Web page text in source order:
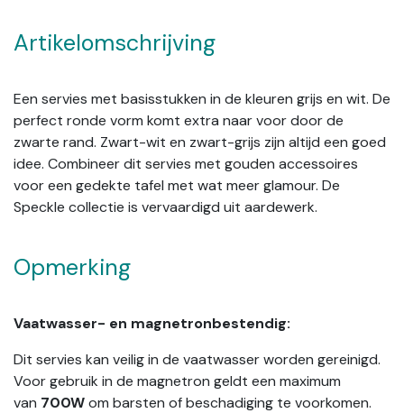
Artikelomschrijving
Een servies met basisstukken in de kleuren grijs en wit. De
perfect ronde vorm komt extra naar voor door de
zwarte rand. Zwart-wit en zwart-grijs zijn altijd een goed
idee. Combineer dit servies met gouden accessoires
voor een gedekte tafel met wat meer glamour. De
Speckle collectie is vervaardigd uit aardewerk.
Opmerking
Vaatwasser- en magnetronbestendig:
Dit servies kan veilig in de vaatwasser worden gereinigd.
Voor gebruik in de magnetron geldt een maximum
van 700Wom barsten of beschadiging te voorkomen.